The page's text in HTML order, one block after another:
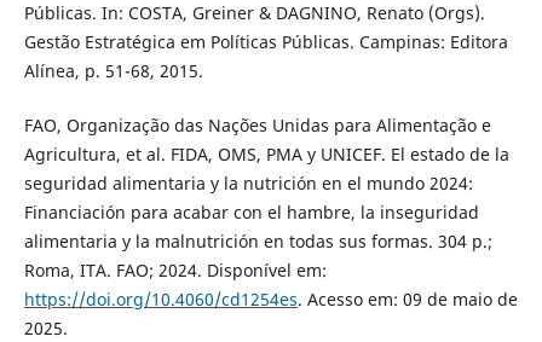
Públicas. In: COSTA, Greiner & DAGNINO, Renato (Orgs).
Gestão Estratégica em Políticas Públicas. Campinas: Editora
Alínea, p. 51-68, 2015.
FAO, Organização das Nações Unidas para Alimentação e
Agricultura, et al. FIDA, OMS, PMA y UNICEF. El estado de la
seguridad alimentaria y la nutrición en el mundo 2024:
Financiación para acabar con el hambre, la inseguridad
alimentaria y la malnutrición en todas sus formas. 304 p.;
Roma, ITA. FAO; 2024. Disponível em:
https://doi.org/10.4060/cd1254es. Acesso em: 09 de maio de
2025.